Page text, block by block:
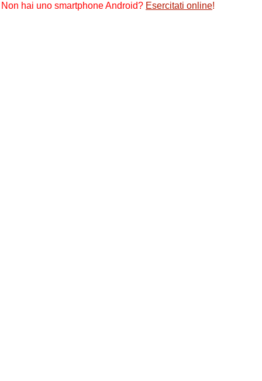
Non hai uno smartphone Android? Esercitati online!